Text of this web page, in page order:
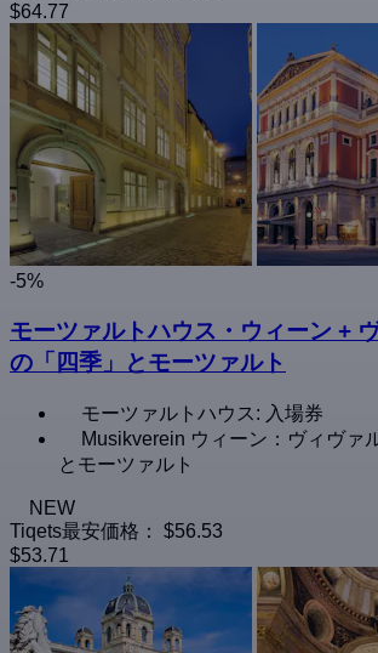
$64.77
-5%
モーツァルトハウス・ウィーン +
の「四季」とモーツァルト
モーツァルトハウス: 入場券
Musikverein ウィーン：ヴィヴァ
とモーツァルト
NEW
Tiqets最安価格：
$56.53
$53.71